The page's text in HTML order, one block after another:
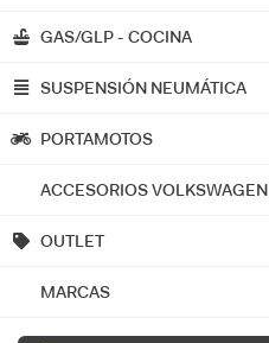
GAS/GLP - COCINA
SUSPENSIÓN NEUMÁTICA
PORTAMOTOS
ACCESORIOS VOLKSWAGEN
OUTLET
MARCAS